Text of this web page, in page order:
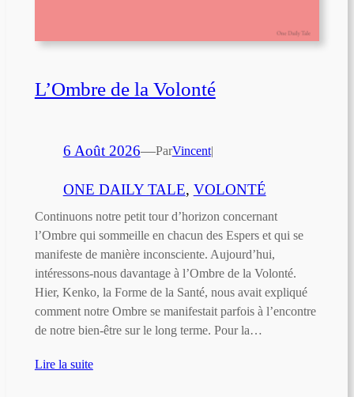
L’Ombre de la Volonté
6 Août 2026—ParVincent|
ONE DAILY TALE, VOLONTÉ
Continuons notre petit tour d’horizon concernant
l’Ombre qui sommeille en chacun des Espers et qui se
manifeste de manière inconsciente. Aujourd’hui,
intéressons-nous davantage à l’Ombre de la Volonté.
Hier, Kenko, la Forme de la Santé, nous avait expliqué
comment notre Ombre se manifestait parfois à l’encontre
de notre bien-être sur le long terme. Pour la…
Lire la suite